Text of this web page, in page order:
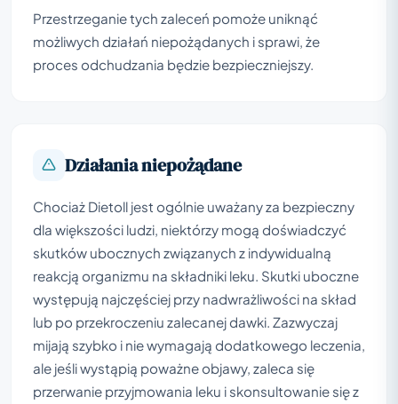
Przestrzeganie tych zaleceń pomoże uniknąć
możliwych działań niepożądanych i sprawi, że
proces odchudzania będzie bezpieczniejszy.
Działania niepożądane
Chociaż Dietoll jest ogólnie uważany za bezpieczny
dla większości ludzi, niektórzy mogą doświadczyć
skutków ubocznych związanych z indywidualną
reakcją organizmu na składniki leku. Skutki uboczne
występują najczęściej przy nadwrażliwości na skład
lub po przekroczeniu zalecanej dawki. Zazwyczaj
mijają szybko i nie wymagają dodatkowego leczenia,
ale jeśli wystąpią poważne objawy, zaleca się
przerwanie przyjmowania leku i skonsultowanie się z